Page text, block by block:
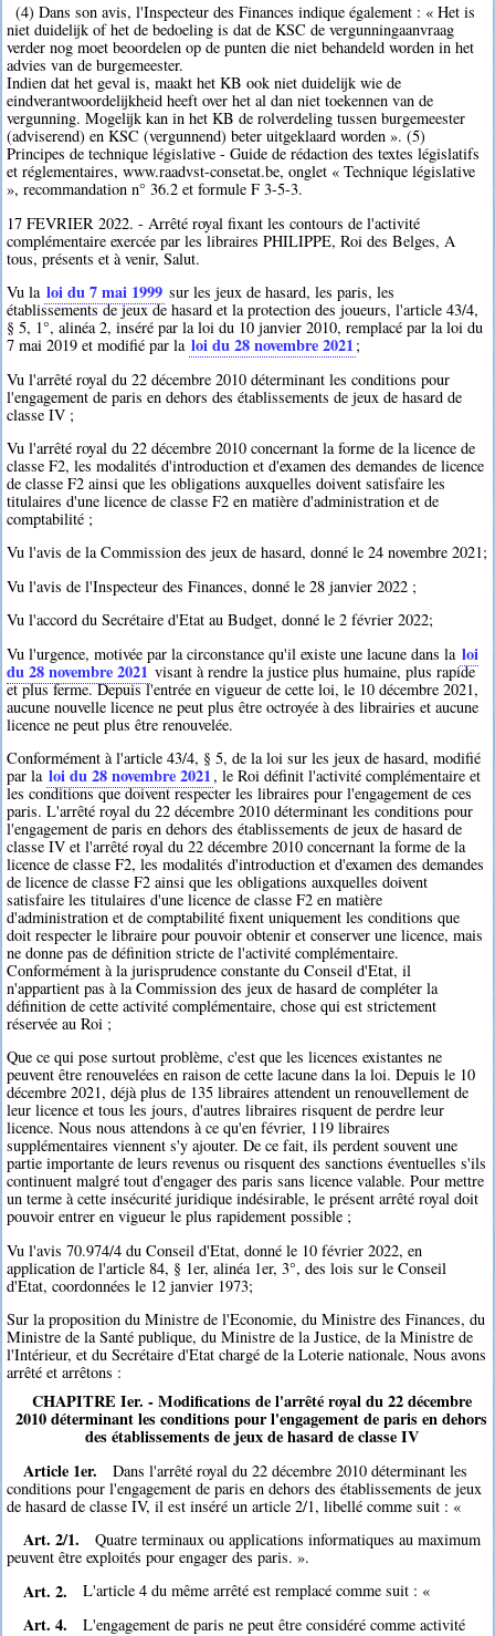
(4) Dans son avis, l'Inspecteur des Finances indique également : « Het is
niet duidelijk of het de bedoeling is dat de KSC de vergunningaanvraag
verder nog moet beoordelen op de punten die niet behandeld worden in het
advies van de burgemeester.
Indien dat het geval is, maakt het KB ook niet duidelijk wie de
eindverantwoordelijkheid heeft over het al dan niet toekennen van de
vergunning. Mogelijk kan in het KB de rolverdeling tussen burgemeester
(adviserend) en KSC (vergunnend) beter uitgeklaard worden ». (5)
Principes de technique législative - Guide de rédaction des textes législatifs
et réglementaires, www.raadvst-consetat.be, onglet « Technique législative
», recommandation n° 36.2 et formule F 3-5-3.
17 FEVRIER 2022. - Arrêté royal fixant les contours de l'activité
complémentaire exercée par les libraires PHILIPPE, Roi des Belges, A
tous, présents et à venir, Salut.
Vu la loi du 7 mai 1999 sur les jeux de hasard, les paris, les
établissements de jeux de hasard et la protection des joueurs, l'article 43/4,
§ 5, 1°, alinéa 2, inséré par la loi du 10 janvier 2010, remplacé par la loi du
7 mai 2019 et modifié par la loi du 28 novembre 2021;
Vu l'arrêté royal du 22 décembre 2010 déterminant les conditions pour
l'engagement de paris en dehors des établissements de jeux de hasard de
classe IV ;
Vu l'arrêté royal du 22 décembre 2010 concernant la forme de la licence de
classe F2, les modalités d'introduction et d'examen des demandes de licence
de classe F2 ainsi que les obligations auxquelles doivent satisfaire les
titulaires d'une licence de classe F2 en matière d'administration et de
comptabilité ;
Vu l'avis de la Commission des jeux de hasard, donné le 24 novembre 2021;
Vu l'avis de l'Inspecteur des Finances, donné le 28 janvier 2022 ;
Vu l'accord du Secrétaire d'Etat au Budget, donné le 2 février 2022;
Vu l'urgence, motivée par la circonstance qu'il existe une lacune dans la loi
du 28 novembre 2021 visant à rendre la justice plus humaine, plus rapide
et plus ferme. Depuis l'entrée en vigueur de cette loi, le 10 décembre 2021,
aucune nouvelle licence ne peut plus être octroyée à des librairies et aucune
licence ne peut plus être renouvelée.
Conformément à l'article 43/4, § 5, de la loi sur les jeux de hasard, modifié
par la loi du 28 novembre 2021, le Roi définit l'activité complémentaire et
les conditions que doivent respecter les libraires pour l'engagement de ces
paris. L'arrêté royal du 22 décembre 2010 déterminant les conditions pour
l'engagement de paris en dehors des établissements de jeux de hasard de
classe IV et l'arrêté royal du 22 décembre 2010 concernant la forme de la
licence de classe F2, les modalités d'introduction et d'examen des demandes
de licence de classe F2 ainsi que les obligations auxquelles doivent
satisfaire les titulaires d'une licence de classe F2 en matière
d'administration et de comptabilité fixent uniquement les conditions que
doit respecter le libraire pour pouvoir obtenir et conserver une licence, mais
ne donne pas de définition stricte de l'activité complémentaire.
Conformément à la jurisprudence constante du Conseil d'Etat, il
n'appartient pas à la Commission des jeux de hasard de compléter la
définition de cette activité complémentaire, chose qui est strictement
réservée au Roi ;
Que ce qui pose surtout problème, c'est que les licences existantes ne
peuvent être renouvelées en raison de cette lacune dans la loi. Depuis le 10
décembre 2021, déjà plus de 135 libraires attendent un renouvellement de
leur licence et tous les jours, d'autres libraires risquent de perdre leur
licence. Nous nous attendons à ce qu'en février, 119 libraires
supplémentaires viennent s'y ajouter. De ce fait, ils perdent souvent une
partie importante de leurs revenus ou risquent des sanctions éventuelles s'ils
continuent malgré tout d'engager des paris sans licence valable. Pour mettre
un terme à cette insécurité juridique indésirable, le présent arrêté royal doit
pouvoir entrer en vigueur le plus rapidement possible ;
Vu l'avis 70.974/4 du Conseil d'Etat, donné le 10 février 2022, en
application de l'article 84, § 1er, alinéa 1er, 3°, des lois sur le Conseil
d'Etat, coordonnées le 12 janvier 1973;
Sur la proposition du Ministre de l'Economie, du Ministre des Finances, du
Ministre de la Santé publique, du Ministre de la Justice, de la Ministre de
l'Intérieur, et du Secrétaire d'Etat chargé de la Loterie nationale, Nous avons
arrêté et arrêtons :
CHAPITRE Ier. - Modifications de l'arrêté royal du 22 décembre
2010 déterminant les conditions pour l'engagement de paris en dehors
des établissements de jeux de hasard de classe IV
Article 1er.
Dans l'arrêté royal du 22 décembre 2010 déterminant les
conditions pour l'engagement de paris en dehors des établissements de jeux
de hasard de classe IV, il est inséré un article 2/1, libellé comme suit : «
Art. 2/1.
Quatre terminaux ou applications informatiques au maximum
peuvent être exploités pour engager des paris. ».
Art. 2. L'article 4 du même arrêté est remplacé comme suit : «
Art. 4.
L'engagement de paris ne peut être considéré comme activité